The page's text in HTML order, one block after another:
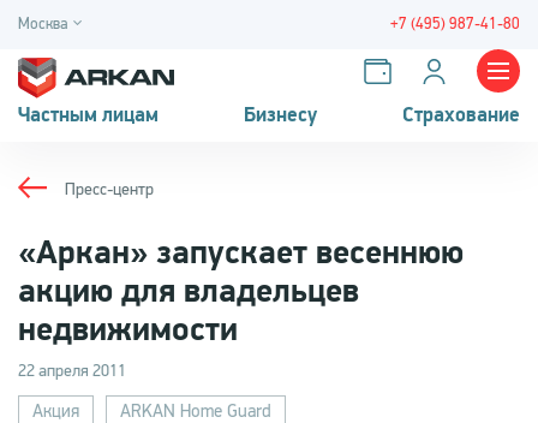
Москва +7 (495) 987-41-80
Частным лицам Бизнесу Страхование
Пресс-центр
«Аркан» запускает весеннюю
акцию для владельцев
недвижимости
22 апреля 2011
Акция ARKAN Home Guard